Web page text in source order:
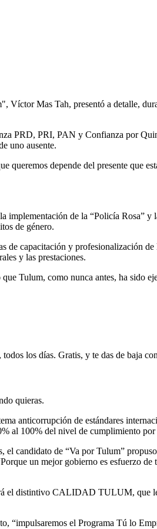
Mas Tah, presentó a detalle,
PRD, PRI, PAN y Confianza por
uno ausente.
queremos depende del presente que
implementación de la “Policía Rosa”
de género.
de capacitación y profesionalización
y las prestaciones.
Tulum, como nunca antes, ha sido
los días. Gratis, y te das de baja
quieras.
anticorrupción de estándares
al 100% del nivel de cumplimiento
el candidato de “Va por Tulum”
un mejor gobierno es esfuerzo
el distintivo CALIDAD TULUM, que
“impulsaremos el Programa Tú lo